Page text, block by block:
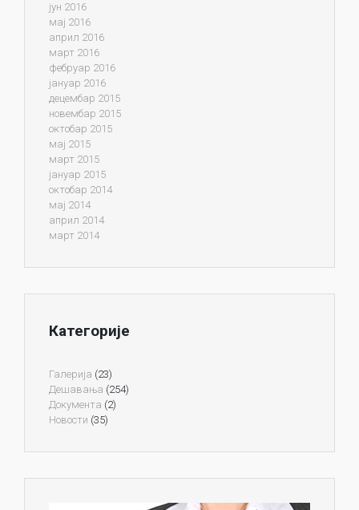
јун 2016
мај 2016
април 2016
март 2016
фебруар 2016
јануар 2016
децембар 2015
новембар 2015
октобар 2015
мај 2015
март 2015
јануар 2015
октобар 2014
мај 2014
април 2014
март 2014
Категорије
Галерија (23)
Дешавања (254)
Документа (2)
Новости (35)